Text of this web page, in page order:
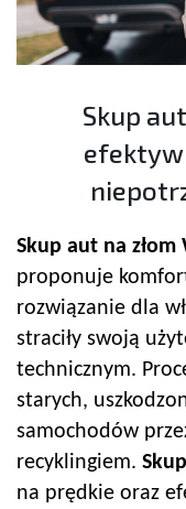
Skup
Skup aut na złom
proponuje
rozwiązanie dla
straciły swoją
technicznym.
starych,
samochodów
recyklingiem.
na prędkie oraz